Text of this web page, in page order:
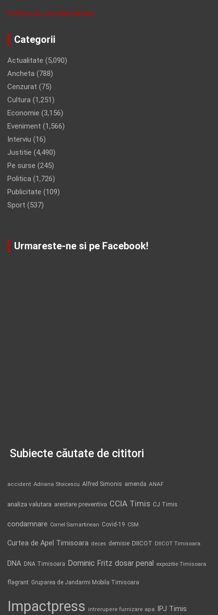
Politica de confidentalitate
Categorii
Actualitate (5,090)
Ancheta (788)
Cenzurat (75)
Cultura (1,251)
Economie (3,156)
Eveniment (1,566)
Interviu (16)
Justitie (4,490)
Pe surse (245)
Politica (1,726)
Publicitate (109)
Sport (537)
Urmareste-ne si pe Facebook!
Subiecte căutate de cititori
accident Adriana Stoicescu Alfred Simonis amenda ANAF
analiza valutara arestare preventiva CCIA Timis CJ Timis
condamnare Cornel Samartinean Covid-19 CSM
Curtea de Apel Timisoara deces demisie DIICOT DIICOT Timisoara
DNA DNA Timisoara Dominic Fritz dosar penal expozitie Timisoara
flagrant Gruparea de Jandarmi Mobila Timisoara
Impactpress intrerupere furnizare apa IPJ Timis